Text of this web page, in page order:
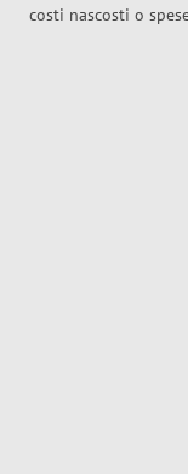
costi nascosti o